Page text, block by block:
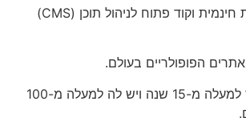
וורדפרס היא מערכת חינמית וקוד פתוח לניהול תוכן (CMS)
הפופולריים בעולם.
וורדפרס קיימת כבר למעלה מ-15 שנה ויש לה למעלה מ-100